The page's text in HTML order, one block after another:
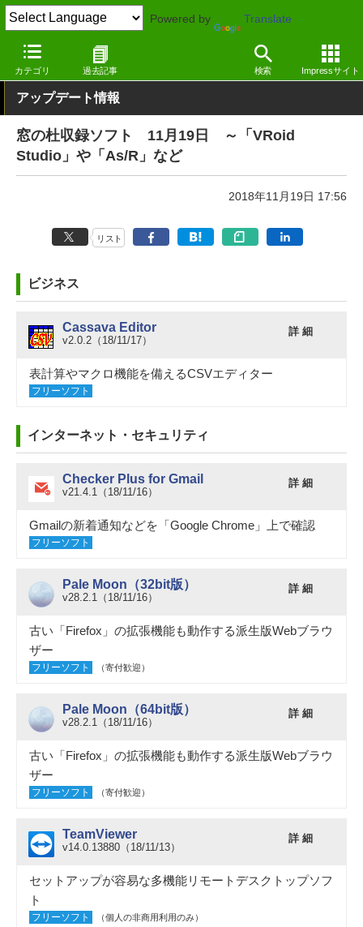
Powered by Translate
カテゴリ 過去記事 検索 Impressサイト
窓の杜 その他の話題 アップデート
アップデート情報
窓の杜収録ソフト 11月19日 ～「VRoid
Studio」や「As/R」など
2018年11月19日 17:56
リスト
ビジネス
Cassava Editor
v2.0.2（18/11/17）
詳 細
表計算やマクロ機能を備えるCSVエディター
フリーソフト
インターネット・セキュリティ
Checker Plus for Gmail
v21.4.1（18/11/16）
詳 細
Gmailの新着通知などを「Google Chrome」上で確認
フリーソフト
Pale Moon（32bit版）
v28.2.1（18/11/16）
詳 細
古い「Firefox」の拡張機能も動作する派生版Webブラウ
ザー
フリーソフト （寄付歓迎）
Pale Moon（64bit版）
v28.2.1（18/11/16）
詳 細
古い「Firefox」の拡張機能も動作する派生版Webブラウ
ザー
フリーソフト （寄付歓迎）
TeamViewer
v14.0.13880（18/11/13）
詳 細
セットアップが容易な多機能リモートデスクトップソフ
ト
フリーソフト （個人の非商用利用のみ）